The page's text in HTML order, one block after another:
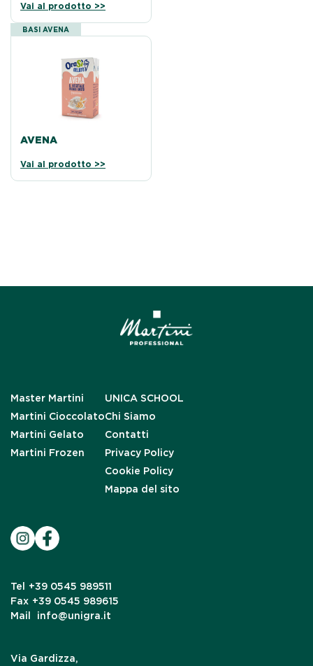
Vai al prodotto >>
BASI AVENA
AVENA
Vai al prodotto >>
Master Martini
Martini Cioccolato
Martini Gelato
Martini Frozen
UNICA SCHOOL
Chi Siamo
Contatti
Privacy Policy
Cookie Policy
Mappa del sito
Tel
+39 0545 989511
Fax +39 0545 989615
Mail
info@unigra.it
Via Gardizza,